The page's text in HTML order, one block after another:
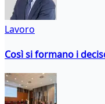
Lavoro
Così si formano i